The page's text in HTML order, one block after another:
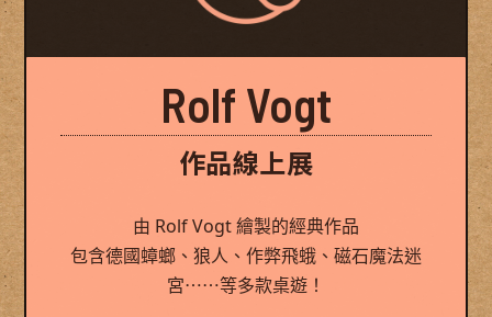
Rolf Vogt
作品線上展
由 Rolf Vogt 繪製的經典作品
包含德國蟑螂、狼人、作弊飛蛾、磁石魔法迷
宮⋯⋯等多款桌遊！